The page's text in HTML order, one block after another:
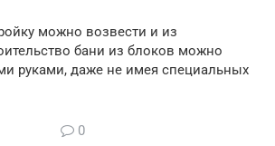
можно возвести и из
бани из блоков можно
руками, даже не имея специальных
0